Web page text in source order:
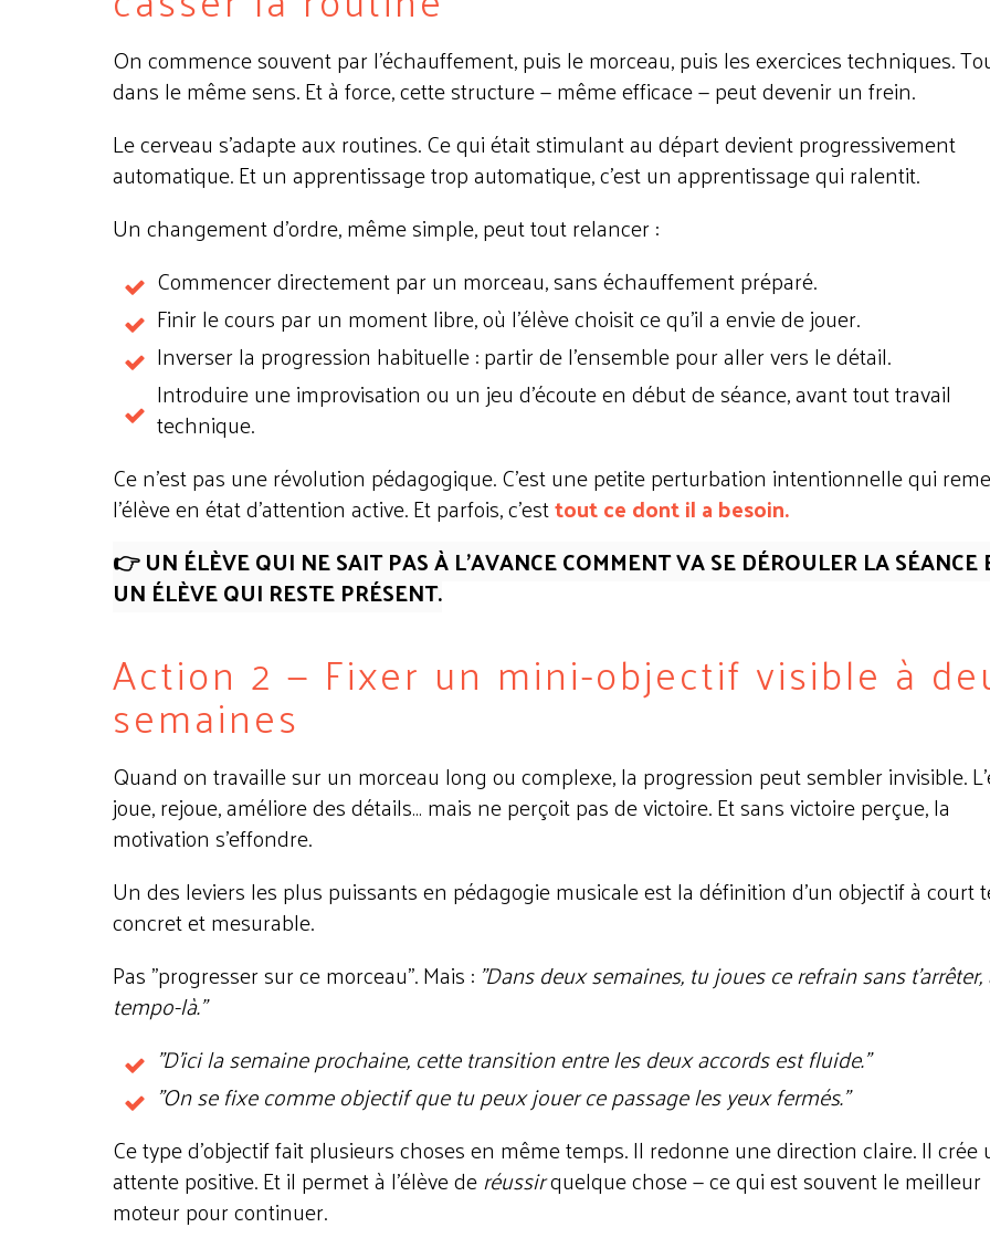
On commence souvent par l'échauffement, puis le morceau, puis les exercices techniques.
dans le même sens. Et à force, cette structure — même efficace — peut devenir un frein.
Le cerveau s'adapte aux routines. Ce qui était stimulant au départ devient progressivement
automatique. Et un apprentissage trop automatique, c'est un apprentissage qui ralentit.
Un changement d'ordre, même simple, peut tout relancer :
Commencer directement par un morceau, sans échauffement préparé.
Finir le cours par un moment libre, où l'élève choisit ce qu'il a envie de jouer.
Inverser la progression habituelle : partir de l'ensemble pour aller vers le détail.
Introduire une improvisation ou un jeu d'écoute en début de séance, avant tout travail
technique.
Ce n'est pas une révolution pédagogique. C'est une petite perturbation intentionnelle qui
l'élève en état d'attention active. Et parfois, c'esttout ce dont il a besoin.
👉 UN ÉLÈVE QUI NE SAIT PAS À L'AVANCE COMMENT VA SE DÉROULER LA SÉANCE
UN ÉLÈVE QUI RESTE PRÉSENT.
Action 2 — Fixer un mini-objectif visible à
semaines
Quand on travaille sur un morceau long ou complexe, la progression peut sembler invisible.
joue, rejoue, améliore des détails… mais ne perçoit pas de victoire. Et sans victoire perçue, la
motivation s'effondre.
Un des leviers les plus puissants en pédagogie musicale est la définition d'un objectif à court
concret et mesurable.
Pas "progresser sur ce morceau". Mais :"Dans deux semaines, tu joues ce refrain sans t'arrêter,
tempo-là."
"D'ici la semaine prochaine, cette transition entre les deux accords est fluide."
"On se fixe comme objectif que tu peux jouer ce passage les yeux fermés."
Ce type d'objectif fait plusieurs choses en même temps. Il redonne une direction claire. Il crée
attente positive. Et il permet à l'élève deréussirquelque chose — ce qui est souvent le meilleur
moteur pour continuer.